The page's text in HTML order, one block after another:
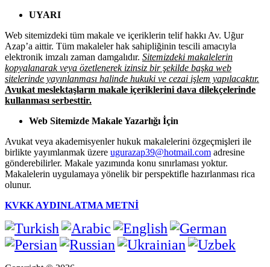
UYARI
Web sitemizdeki tüm makale ve içeriklerin telif hakkı Av. Uğur
Azap’a aittir. Tüm makaleler hak sahipliğinin tescili amacıyla
elektronik imzalı zaman damgalıdır. Sitemizdeki makalelerin
kopyalanarak veya özetlenerek izinsiz bir şekilde başka web
sitelerinde yayınlanması halinde hukuki ve cezai işlem yapılacaktır.
Avukat meslektaşların makale içeriklerini dava dilekçelerinde
kullanması serbesttir.
Web Sitemizde Makale Yazarlığı İçin
Avukat veya akademisyenler hukuk makalelerini özgeçmişleri ile
birlikte yayımlanmak üzere ugurazap39@hotmail.com adresine
gönderebilirler. Makale yazımında konu sınırlaması yoktur.
Makalelerin uygulamaya yönelik bir perspektifle hazırlanması rica
olunur.
KVKK AYDINLATMA METNİ